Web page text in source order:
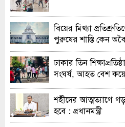
বিয়ের মিথ্যা
পুরুষের শাস্তি কেন
হাইকোর্টের রুল
ঢাকার তিন
সংঘর্ষ, আহত বেশ
শহীদের আত্মত্যাগে
হবে : প্রধানমন্ত্রী